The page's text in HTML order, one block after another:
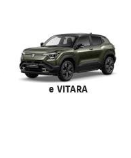
e VITARA